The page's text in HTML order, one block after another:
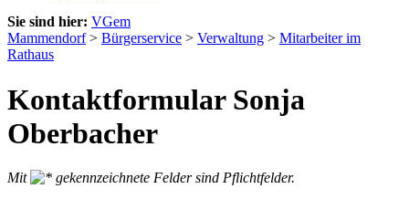
Sie sind hier: VGem
Mammendorf> Bürgerservice > Verwaltung > Mitarbeiter im
Rathaus
Kontaktformular Sonja
Oberbacher
Mit
gekennzeichnete Felder sind Pflichtfelder.